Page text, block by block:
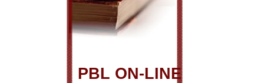
PBL ON-LINE